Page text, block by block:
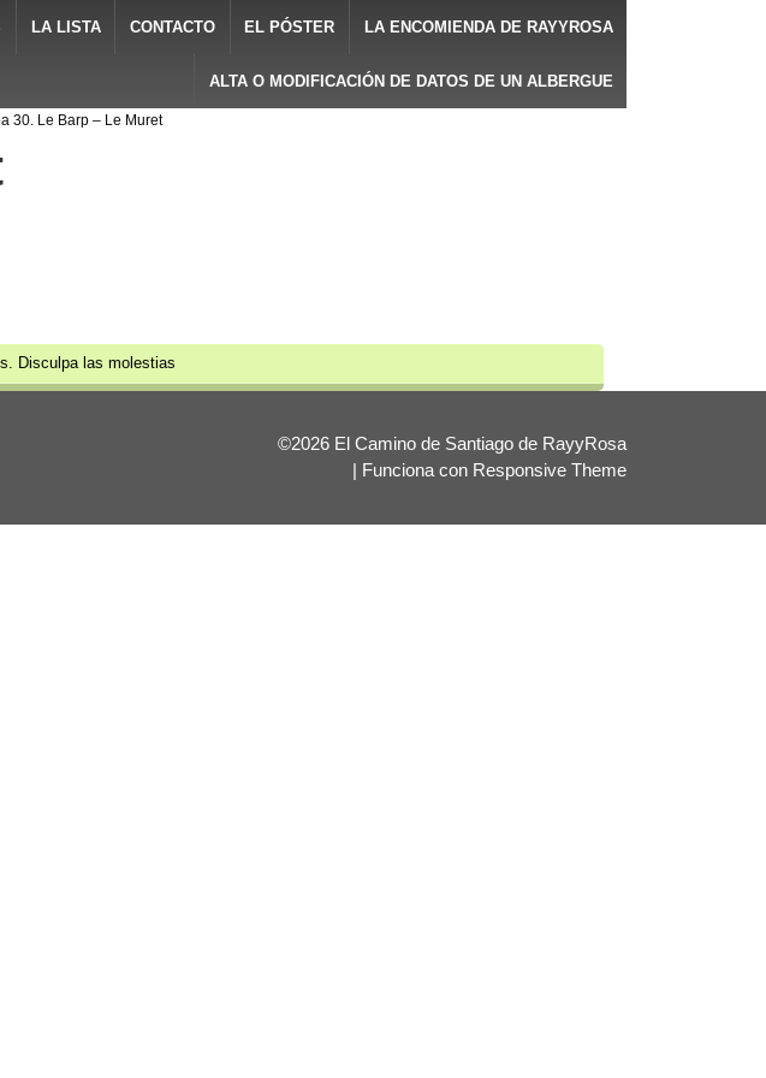
LA LISTA CONTACTO EL PÓSTER LA ENCOMIENDA DE RAYYROSA
ALTA O MODIFICACIÓN DE DATOS DE UN ALBERGUE
30. Le Barp – Le Muret
Disculpa las molestias
©2026 El Camino de Santiago de RayyRosa
| Funciona con Responsive Theme